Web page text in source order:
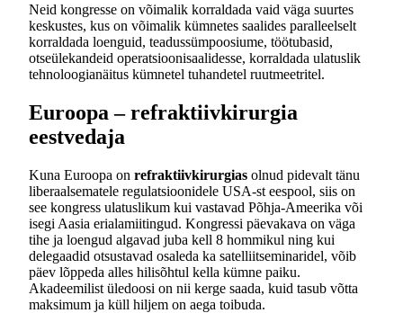
Neid kongresse on võimalik korraldada vaid väga suurtes
keskustes, kus on võimalik kümnetes saalides paralleelselt
korraldada loenguid, teadussümpoosiume, töötubasid,
otseülekandeid operatsioonisaalidesse, korraldada ulatuslik
tehnoloogianäitus kümnetel tuhandetel ruutmeetritel.
Euroopa – refraktiivkirurgia
eestvedaja
Kuna Euroopa on refraktiivkirurgias olnud pidevalt tänu
liberaalsematele regulatsioonidele USA-st eespool, siis on
see kongress ulatuslikum kui vastavad Põhja-Ameerika või
isegi Aasia erialamiitingud. Kongressi päevakava on väga
tihe ja loengud algavad juba kell 8 hommikul ning kui
delegaadid otsustavad osaleda ka satelliitseminaridel, võib
päev lõppeda alles hilisõhtul kella kümne paiku.
Akadeemilist üledoosi on nii kerge saada, kuid tasub võtta
maksimum ja küll hiljem on aega toibuda.